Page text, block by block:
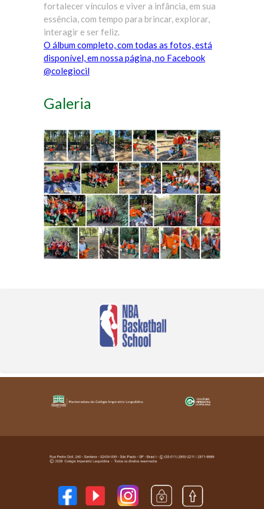
fortalecer vínculos e viver a infância, em sua
essência, com tempo para brincar, explorar,
interagir e ser feliz.
O álbum completo, com todas as fotos, está
disponível, em nossa página, no Facebook
@colegiocil
Galeria